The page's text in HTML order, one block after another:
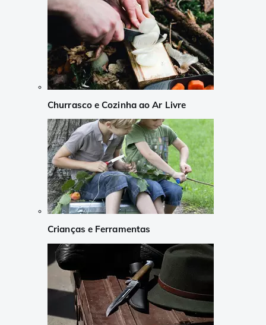
Churrasco e Cozinha ao Ar Livre
Crianças e Ferramentas